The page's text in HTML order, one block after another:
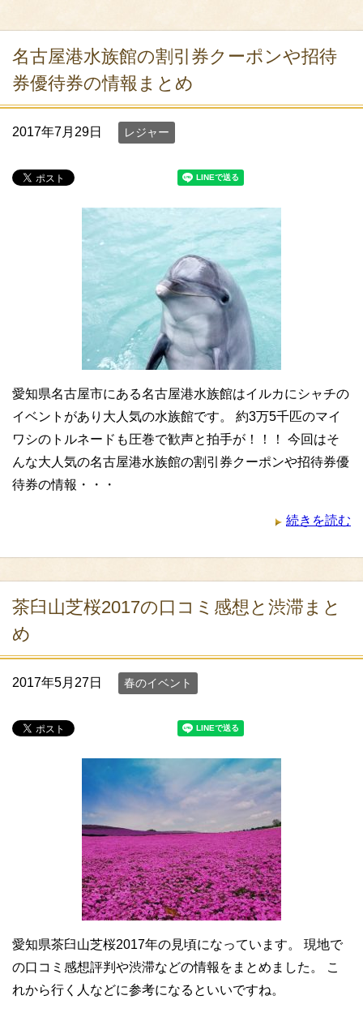
名古屋港水族館の割引券クーポンや招待
券優待券の情報まとめ
2017年7月29日 レジャー
愛知県名古屋市にある名古屋港水族館はイルカにシャチの
イベントがあり大人気の水族館です。 約3万5千匹のマイ
ワシのトルネードも圧巻で歓声と拍手が！！！ 今回はそ
んな大人気の名古屋港水族館の割引券クーポンや招待券優
待券の情報・・・
続きを読む
茶臼山芝桜2017の口コミ感想と渋滞まと
め
2017年5月27日 春のイベント
愛知県茶臼山芝桜2017年の見頃になっています。 現地で
の口コミ感想評判や渋滞などの情報をまとめました。 こ
れから行く人などに参考になるといいですね。